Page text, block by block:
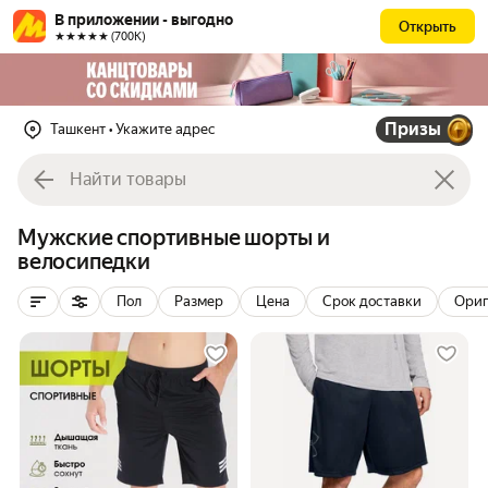
В приложении - выгодно
★★★★★ (700К)
Открыть
Ташкент • Укажите адрес Призы
Мужские спортивные шорты и
велосипедки
Пол Размер Цена Срок доставки